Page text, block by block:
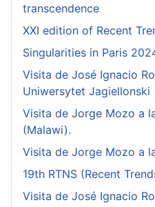
transcendence
XXI edition of Recent
Singularities in Paris
Visita de José Ignacio
Uniwersytet Jagiellonski
Visita de Jorge Mozo a
(Malawi).
Visita de Jorge Mozo a
19th RTNS (Recent
Visita de José Ignacio